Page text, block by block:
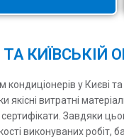
КИЇВСЬКІЙ
у Києві та
витратні
сертифікати. Завдяки
виконуваних